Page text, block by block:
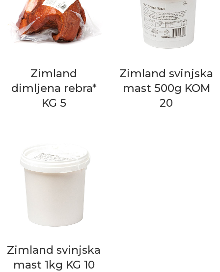
Zimland
dimljena rebra*
KG 5
Zimland svinjska
mast 500g KOM
20
Zimland svinjska
mast 1kg KG 10